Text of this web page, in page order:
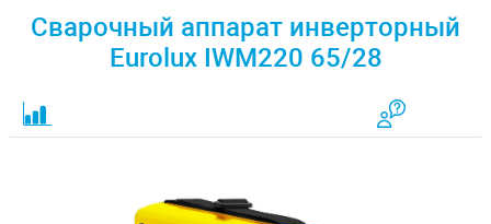
Сварочный аппарат инверторный
Eurolux IWM220 65/28